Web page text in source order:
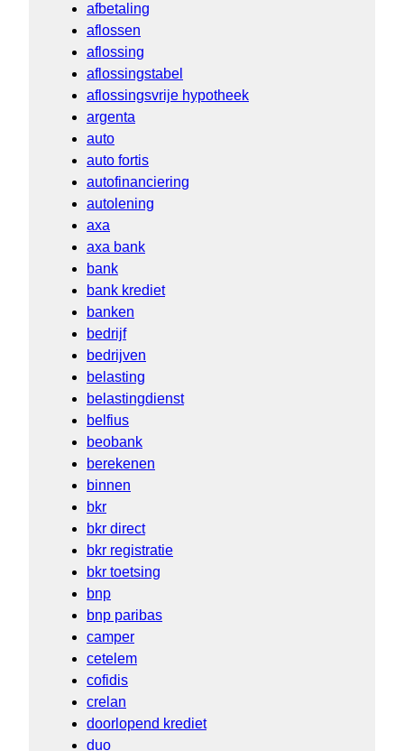
afbetaling
aflossen
aflossing
aflossingstabel
aflossingsvrije hypotheek
argenta
auto
auto fortis
autofinanciering
autolening
axa
axa bank
bank
bank krediet
banken
bedrijf
bedrijven
belasting
belastingdienst
belfius
beobank
berekenen
binnen
bkr
bkr direct
bkr registratie
bkr toetsing
bnp
bnp paribas
camper
cetelem
cofidis
crelan
doorlopend krediet
duo